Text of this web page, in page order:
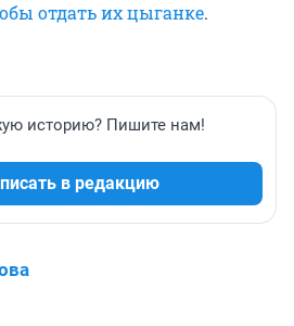
отдать их цыганке.
историю? Пишите нам!
в редакцию